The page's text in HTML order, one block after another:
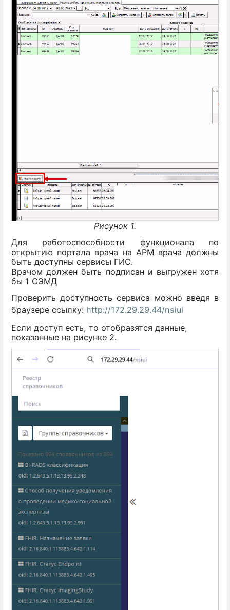
Рисунок 1.
Для работоспособности функционала по
открытию портала врача на АРМ врача должны
быть доступны сервисы ГИС.
Врачом должен быть подписан и выгружен хотя
бы 1 СЭМД
Проверить доступность сервиса можно введя в
браузере ссылку: http://172.29.29.44/nsiui
Если доступ есть, то отобразятся данные,
показанные на рисунке 2.